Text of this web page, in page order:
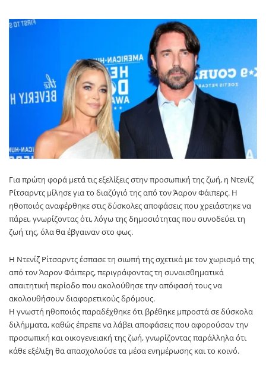
Για πρώτη φορά μετά τις εξελίξεις στην προσωπική της ζωή, η Ντενίζ
Ρίτσαρντς μίλησε για το διαζύγιό της από τον Άαρον Φάιπερς. Η
ηθοποιός αναφέρθηκε στις δύσκολες αποφάσεις που χρειάστηκε να
πάρει, γνωρίζοντας ότι, λόγω της δημοσιότητας που συνοδεύει τη
ζωή της, όλα θα έβγαιναν στο φως.
Η Ντενίζ Ρίτσαρντς έσπασε τη σιωπή της σχετικά με τον χωρισμό της
από τον Άαρον Φάιπερς, περιγράφοντας τη συναισθηματικά
απαιτητική περίοδο που ακολούθησε την απόφασή τους να
ακολουθήσουν διαφορετικούς δρόμους.
Η γνωστή ηθοποιός παραδέχθηκε ότι βρέθηκε μπροστά σε δύσκολα
διλήμματα, καθώς έπρεπε να λάβει αποφάσεις που αφορούσαν την
προσωπική και οικογενειακή της ζωή, γνωρίζοντας παράλληλα ότι
κάθε εξέλιξη θα απασχολούσε τα μέσα ενημέρωσης και το κοινό.